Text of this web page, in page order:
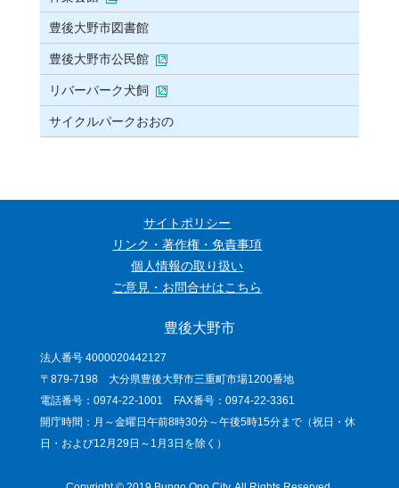
豊後大野市図書館
豊後大野市公民館
リバーパーク犬飼
サイクルパークおおの
サイトポリシー
リンク・著作権・免責事項
個人情報の取り扱い
ご意見・お問合せはこちら
豊後大野市
法人番号 4000020442127
〒879-7198 大分県豊後大野市三重町市場1200番地
電話番号：0974-22-1001 FAX番号：0974-22-3361
開庁時間：月～金曜日午前8時30分～午後5時15分まで（祝日・休
日・および12月29日～1月3日を除く）